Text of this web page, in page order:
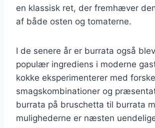
en klassisk ret, der fremhæver
af både osten og tomaterne.
I de senere år er burrata også
populær ingrediens i moderne
kokke eksperimenterer med
smagskombinationer og
burrata på bruschetta til burrata
mulighederne er næsten